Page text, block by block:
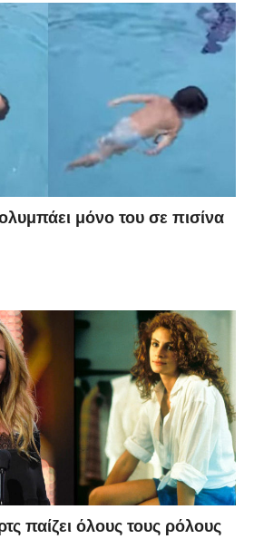
μόνο του σε πισίνα
παίζει όλους τους ρόλους